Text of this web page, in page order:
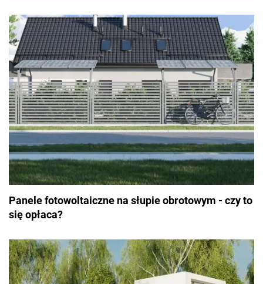
Panele fotowoltaiczne na słupie obrotowym - czy to
się opłaca?